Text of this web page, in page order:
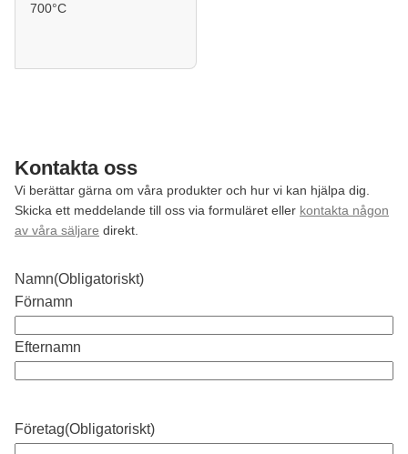
700°C
Kontakta oss
Vi berättar gärna om våra produkter och hur vi kan hjälpa dig.
Skicka ett meddelande till oss via formuläret eller kontakta någon
av våra säljare direkt.
Namn(Obligatoriskt)
Förnamn
Efternamn
Företag(Obligatoriskt)